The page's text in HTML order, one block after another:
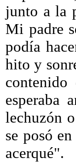
junto a la
Mi padre
podía
hito y
esperaba
lechuzón
se posó
acerqué".